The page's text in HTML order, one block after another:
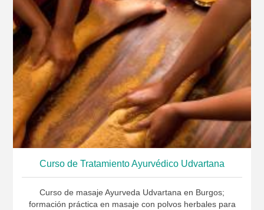
Curso de Tratamiento Ayurvédico Udvartana
Curso de masaje Ayurveda Udvartana en Burgos;
formación práctica en masaje con polvos herbales para